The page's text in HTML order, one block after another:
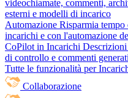
videochiamate, commenti,
esterni e modelli di incarico
Automazione Risparmia tempo
incarichi e con l'automazione
CoPilot in Incarichi
di controllo e commenti
Tutte le funzionalità per
Collaborazione